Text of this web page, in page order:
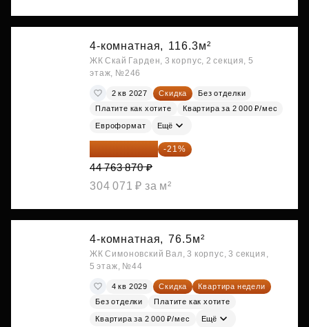
4-комнатная, 116.3м²
ЖК Скай Гарден, 3 корпус, 2 секция, 5
этаж, №246
2 кв 2027 Скидка
Без отделки
Платите как хотите
Квартира за 2 000 ₽/мес
Евроформат Ещё
35 363 457 ₽ -21%
44 763 870 ₽
304 071 ₽ за м²
4-комнатная, 76.5м²
ЖК Симоновский Вал, 3 корпус, 3 секция,
5 этаж, №44
4 кв 2029 Скидка
Квартира недели
Без отделки
Платите как хотите
Квартира за 2 000 ₽/мес Ещё